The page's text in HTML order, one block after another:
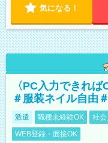
気になる！
〈PC入力できれ
＃服装ネイル自由
派遣 職種未経験OK 社
WEB登録・面接OK